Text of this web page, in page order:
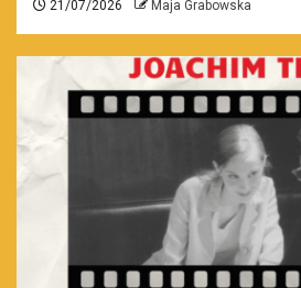
21/07/2026 Maja Grabowska